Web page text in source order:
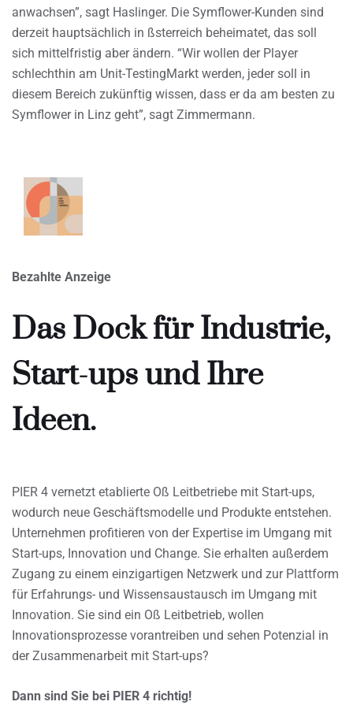
anwachsen”, sagt Haslinger. Die Symflower-Kunden sind
derzeit hauptsächlich in ßsterreich beheimatet, das soll
sich mittelfristig aber ändern. “Wir wollen der Player
schlechthin am Unit-TestingMarkt werden, jeder soll in
diesem Bereich zukünftig wissen, dass er da am besten zu
Symflower in Linz geht”, sagt Zimmermann.
Bezahlte Anzeige
Das Dock für Industrie,
Start-ups und Ihre
Ideen.
PIER 4 vernetzt etablierte Oß Leitbetriebe mit Start-ups,
wodurch neue Geschäftsmodelle und Produkte entstehen.
Unternehmen profitieren von der Expertise im Umgang mit
Start-ups, Innovation und Change. Sie erhalten außerdem
Zugang zu einem einzigartigen Netzwerk und zur Plattform
für Erfahrungs- und Wissensaustausch im Umgang mit
Innovation. Sie sind ein Oß Leitbetrieb, wollen
Innovationsprozesse vorantreiben und sehen Potenzial in
der Zusammenarbeit mit Start-ups?
Dann sind Sie bei PIER 4 richtig!